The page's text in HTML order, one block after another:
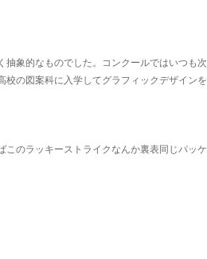
象的なものでした。コンクールではいつも
の図案科に入学してグラフィックデザインを
のラッキーストライクなんか裏表同じパッ